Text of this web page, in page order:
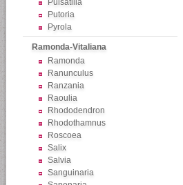
Pulsatilla
Putoria
Pyrola
Ramonda-Vitaliana
Ramonda
Ranunculus
Ranzania
Raoulia
Rhododendron
Rhodothamnus
Roscoea
Salix
Salvia
Sanguinaria